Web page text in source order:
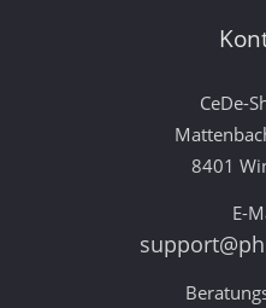
CeDe-
8401
E-